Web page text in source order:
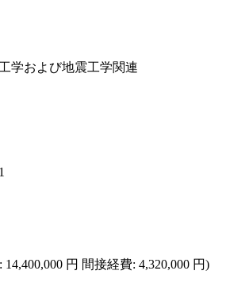
学および地震工学関連
円 間接経費: 4,320,000 円)